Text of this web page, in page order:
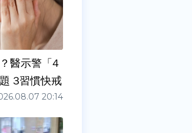
醫示警「4
症狀」恐顳顎關節出問題 3習慣快戒
20:14